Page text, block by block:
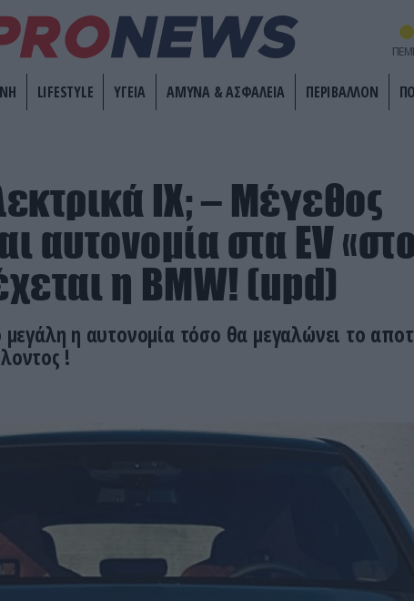
LIFESTYLE ΥΓΕΙΑ ΑΜΥΝΑ & ΑΣΦΑΛΕΙΑ ΠΕΡΙΒΑΛΛΟΝ
ΙΧ; – Mέγεθος
αυτονομία στα EV
η BMW! (upd)
η αυτονομία τόσο θα μεγαλώνει το
!